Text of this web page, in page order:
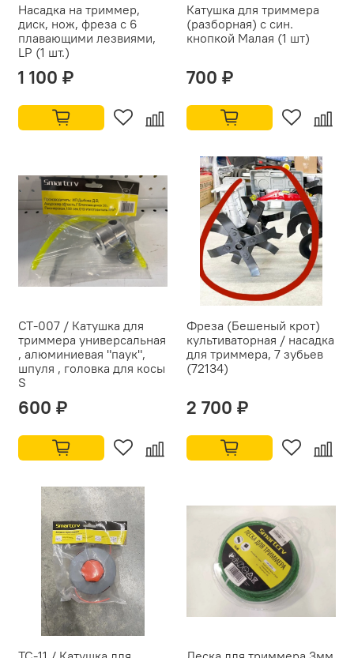
Насадка на триммер,
диск, нож, фреза с 6
плавающими лезвиями,
LP (1 шт.)
1 100 ₽
Катушка для триммера
(разборная) с син.
кнопкой Малая (1 шт)
700 ₽
СТ-007 / Катушка для
триммера универсальная
, алюминиевая "паук",
шпуля , головка для косы
S
600 ₽
Фреза (Бешеный крот)
культиваторная / насадка
для триммера, 7 зубьев
(72134)
2 700 ₽